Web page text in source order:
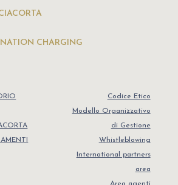
CHARGING
Codice Etico
Modello Organizzativo
di Gestione
Whistleblowing
International partners
area